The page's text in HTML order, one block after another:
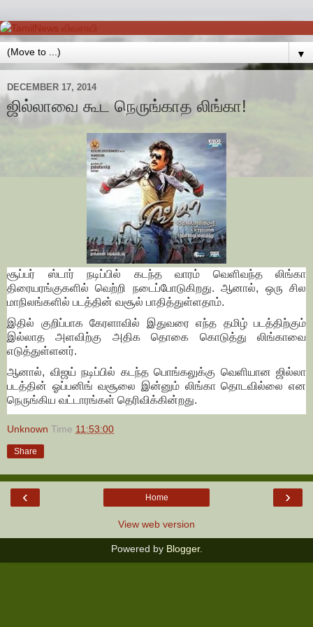
▼
DECEMBER 17, 2014
ஜில்லாவை கூட நெருங்காத லிங்கா!
சூப்பர் ஸ்டார் நடிப்பில் கடந்த வாரம் வெளிவந்த லிங்கா
திரையரங்குகளில் வெற்றி நடைப்போடுகிறது. ஆனால், ஒரு சில
மாநிலங்களில் படத்தின் வசூல் பாதித்துள்ளதாம்.
இதில் குறிப்பாக கேரளாவில் இதுவரை எந்த தமிழ் படத்திற்கும்
இல்லாத அளவிற்கு அதிக தொகை கொடுத்து லிங்காவை
எடுத்துள்ளனர்.
ஆனால், விஜய் நடிப்பில் கடந்த பொங்கலுக்கு வெளியான ஜில்லா
படத்தின் ஓப்பனிங் வசூலை இன்னும் லிங்கா தொடவில்லை என
நெருங்கிய வட்டாரங்கள் தெரிவிக்கின்றது.
Unknown Time 11:53:00
Share
‹ ›
Home
View web version
Powered by Blogger.